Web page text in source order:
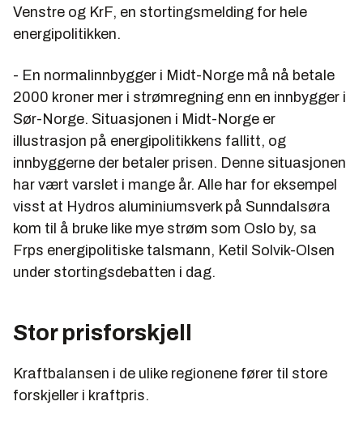
Venstre og KrF, en stortingsmelding for hele
energipolitikken.
- En normalinnbygger i Midt-Norge må nå betale
2000 kroner mer i strømregning enn en innbygger i
Sør-Norge. Situasjonen i Midt-Norge er
illustrasjon på energipolitikkens fallitt, og
innbyggerne der betaler prisen. Denne situasjonen
har vært varslet i mange år. Alle har for eksempel
visst at Hydros aluminiumsverk på Sunndalsøra
kom til å bruke like mye strøm som Oslo by, sa
Frps energipolitiske talsmann, Ketil Solvik-Olsen
under stortingsdebatten i dag.
Stor prisforskjell
Kraftbalansen i de ulike regionene fører til store
forskjeller i kraftpris.